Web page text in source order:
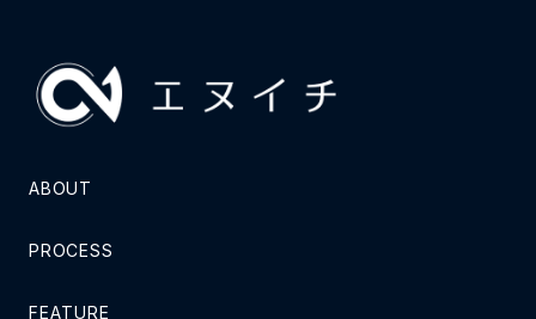
ABOUT
PROCESS
FEATURE